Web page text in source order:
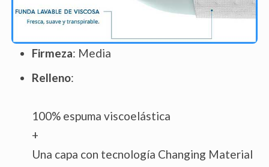
Firmeza: Media
Relleno:
100% espuma viscoelástica
+
Una capa con tecnología Changing Material